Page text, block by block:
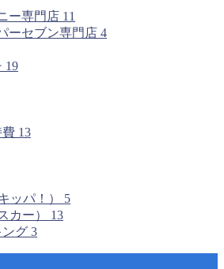
ー専門店 11
ーセブン専門店 4
19
費 13
ッパ！） 5
カー） 13
グ 3